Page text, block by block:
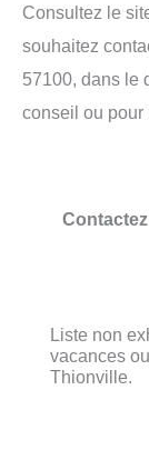
Consultez le
souhaitez
57100, dans le
conseil ou pour
Liste non
vacances
Thionville.